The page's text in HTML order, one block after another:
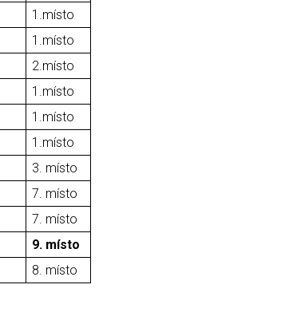
1.místo
1.místo
2.místo
1.místo
1.místo
1.místo
3. místo
7. místo
7. místo
9. místo
8. místo